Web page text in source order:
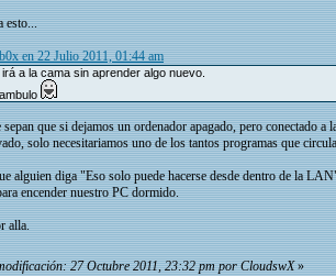
esto...
en 22 Julio 2011, 01:44 am
a la cama sin aprender algo nuevo.
que si dejamos un ordenador apagado, pero conectado
solo necesitariamos uno de los tantos programas que
alguien diga "Eso solo puede hacerse desde dentro de la
encender nuestro PC dormido.
alla.
27 Octubre 2011, 23:32 pm por CloudswX»